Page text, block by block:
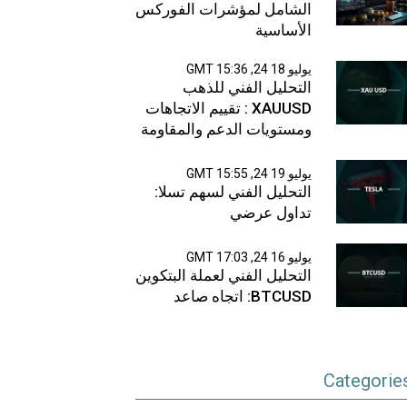
الشامل لمؤشرات الفوركس
الأساسية
يوليو 18 24, 15:36 GMT
التحليل الفني للذهب
XAUUSD : تقييم الاتجاهات
ومستويات الدعم والمقاومة
يوليو 19 24, 15:55 GMT
التحليل الفني لسهم تسلا:
تداول عرضي
يوليو 16 24, 17:03 GMT
التحليل الفني لعملة البتكوين
BTCUSD: اتجاه صاعد